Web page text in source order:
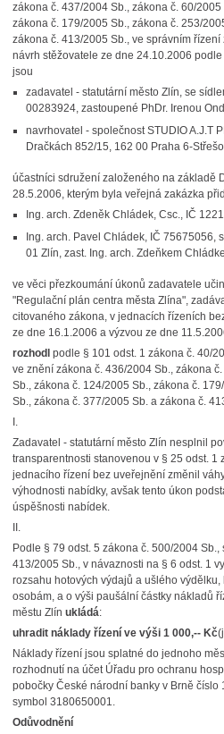
zákona č. 437/2004 Sb., zákona č. 60/
zákona č. 179/2005 Sb., zákona č. 253/
zákona č. 413/2005 Sb., ve správním
návrh stěžovatele ze dne 24.10.2006
jsou
zadavatel - statutární město Zlín, se
00283924, zastoupené PhDr. Irenou
navrhovatel - společnost STUDIO A.J.T
Dračkách 852/15, 162 00 Praha 6-
účastníci sdružení založeného na základě
28.5.2006, kterým byla veřejná zakázka
Ing. arch. Zdeněk Chládek, Csc., IČ
Ing. arch. Pavel Chládek, IČ 75675056,
01 Zlín, zast. Ing. arch. Zdeňkem
ve věci přezkoumání úkonů zadavatele
"Regulační plán centra města Zlína",
citovaného zákona, v jednacích řízeních
ze dne 16.1.2006 a výzvou ze dne
rozhodl podle § 101 odst. 1 zákona č. 40/
ve znění zákona č. 436/2004 Sb., zákona
Sb., zákona č. 124/2005 Sb., zákona č.
Sb., zákona č. 377/2005 Sb. a zákona č.
I.
Zadavatel - statutární město Zlín nesplnil
transparentnosti stanovenou v § 25 odst. 1
jednacího řízení bez uveřejnění změnil
výhodnosti nabídky, avšak tento úkon
úspěšnosti nabídek.
II.
Podle § 79 odst. 5 zákona č. 500/2004
413/2005 Sb., v návaznosti na § 6 odst. 1
rozsahu hotových výdajů a ušlého
osobám, a o výši paušální částky nákladů
městu Zlín ukládá:
uhradit náklady řízení ve výši 1 000,-- Kč
Náklady řízení jsou splatné do jednoho
rozhodnutí na účet Úřadu pro ochranu
pobočky České národní banky v Brně
symbol 3180650001.
Odůvodnění